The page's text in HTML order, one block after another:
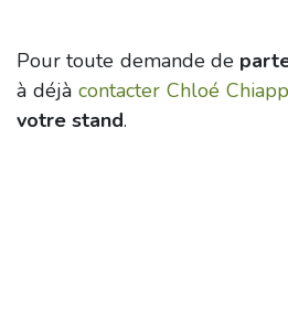
Pour toute demande de
à déjà contacter Chloé
votre stand.